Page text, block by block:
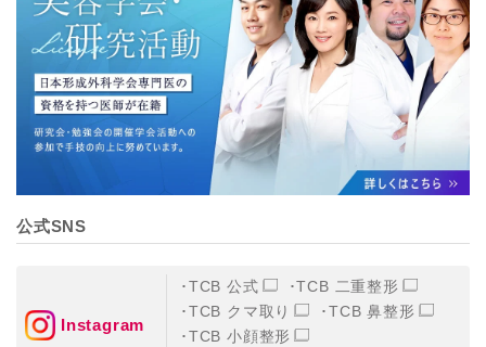
公式SNS
Instagram
TCB 公式
TCB 二重整形
TCB クマ取り
TCB 鼻整形
TCB 小顔整形